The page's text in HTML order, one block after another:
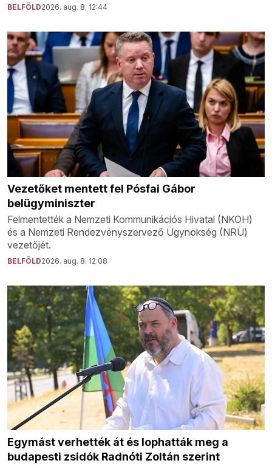
BELFÖLD2026. aug. 8. 12:44
Vezetőket mentett fel Pósfai Gábor
belügyminiszter
Felmentették a Nemzeti Kommunikációs Hivatal (NKOH)
és a Nemzeti Rendezvényszervező Ügynökség (NRÜ)
vezetőjét.
BELFÖLD2026. aug. 8. 12:08
Egymást verhették át és lophatták meg a
budapesti zsidók Radnóti Zoltán szerint